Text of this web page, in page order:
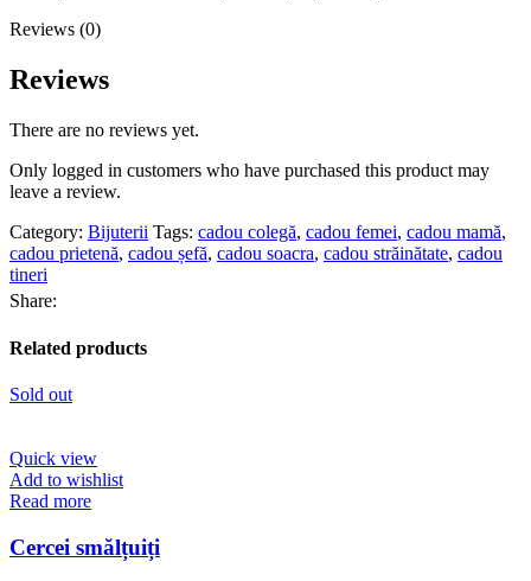
Reviews (0)
Reviews
There are no reviews yet.
Only logged in customers who have purchased this product may
leave a review.
Category: Bijuterii Tags: cadou colegă, cadou femei, cadou mamă,
cadou prietenă, cadou șefă, cadou soacra, cadou străinătate, cadou
tineri
Share:
Related products
Sold out
Quick view
Add to wishlist
Read more
Cercei smălțuiți